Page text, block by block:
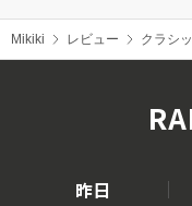
Mikiki レビュー クラシ
昨日